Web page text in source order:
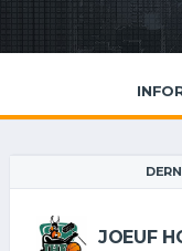
JOEUF